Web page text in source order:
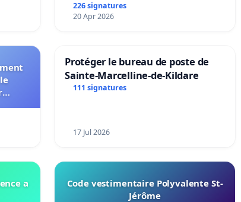
226 signatures
20 Apr 2026
Protéger le bureau de poste de
Sainte-Marcelline-de-Kildare
111 signatures
17 Jul 2026
a
Code vestimentaire Polyvalente St-
Jérôme